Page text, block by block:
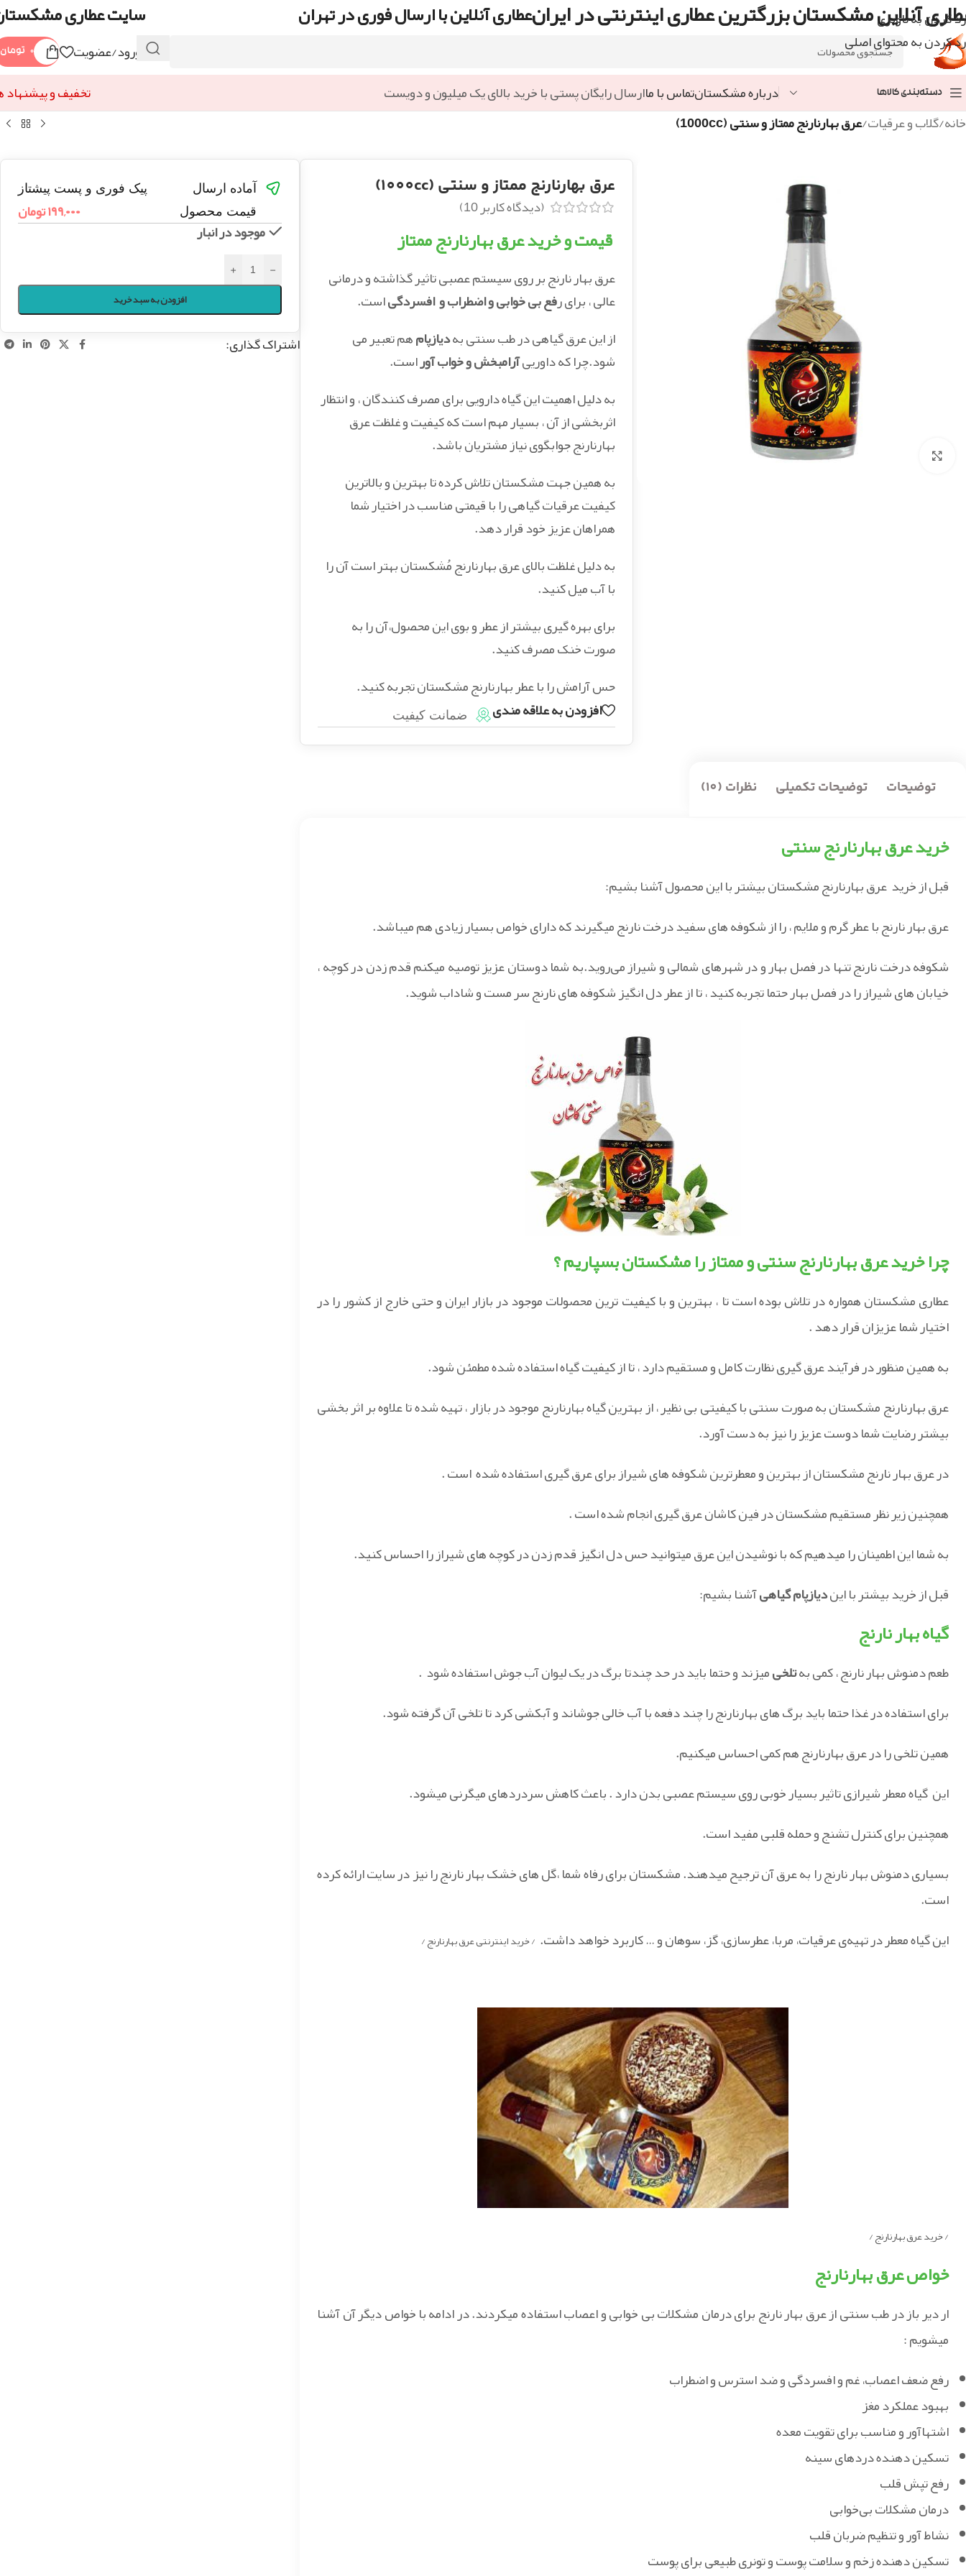
رد کردن به ناوبری
رد کردن به محتوای اصلی
آنلاین مشکستان بزرگترین عطاری اینترنتی در ایرانعطاری آنلاین با ارسال فوری در تهران سایت عطاری
ورود/عضویت ۰ تومان
دسته‌بندی کالاها درباره مشکستانتماس با ماارسال رایگان پستی با خرید بالای یک میلیون و دویست
تخفیف و پیشنهاد
خانه/گلاب و عرقیات/عرق بهارنارنج ممتاز و سنتی (1000cc)
بزرگنمایی تصویر
عرق بهارنارنج ممتاز و سنتی (1000cc)
(دیدگاه کاربر10
)
قیمت و خرید عرق بهارنارنج ممتاز
عرق بهار نارنج بر روی سیستم عصبی تاثیر گذاشته و درمانی
عالی ، برای رفع بی خوابی و اضطراب و افسردگیاست.
از این عرق گیاهی در طب سنتی بهدیازپامهم تعبیر می
شود.چرا که داورییآرامبخش و خواب آوراست.
به دلیل اهمیت این گیاه دارویی برای مصرف کنندگان ، و انتظار
اثربخشی از آن ، بسیار مهم است که کیفیت و غلظت عرق
بهارنارنج جوابگوی نیاز مشتریان باشد.
به همین جهت مشکستان تلاش کرده تا بهترین و بالاترین
کیفیت عرقیات گیاهی را با قیمتی مناسب در اختیار شما
همراهان عزیز خود قرار دهد.
به دلیل غلظت بالای عرق بهارنارنج مُشکستان بهتر است آن را
با آب میل کنید.
برای بهره گیری بیشتر از عطر و بوی این محصول،آن را به
صورت خنک مصرف کنید.
حس آرامش را با عطر بهارنارنج مشکستان تجربه کنید.
افزودن به علاقه مندی
ضمانت کیفیت
توضیحات توضیحات تکمیلی نظرات (10)
خرید عرق بهارنارنج سنتی
قبل از خرید عرق بهارنارنج مشکستان بیشتر با این محصول آشنا بشیم:
عرق بهار نارنج با عطر گرم و ملایم ، را از شکوفه‌ های سفید درخت نارنج میگیرند که دارای خواص بسیار زیادی هم میباشد.
شکوفه درخت نارنج تنها در فصل بهار و در شهرهای شمالی و شیراز می‌روید.به شما دوستان عزیز توصیه میکنم قدم زدن در کوچه ،
خیابان های شیراز را در فصل بهار حتما تجربه کنید ، تا از عطر دل انگیز شکوفه های نارنج سر مست و شاداب شوید.
چرا خرید عرق بهارنارنج سنتی و ممتاز را مشکستان بسپاریم ؟
عطاری مشکستان همواره در تلاش بوده است تا ، بهترین و با کیفیت ترین محصولات موجود در بازار ایران و حتی خارج از کشور را در
اختیار شما عزیزان قرار دهد .
به همین منظور در فرآیند عرق گیری نظارت کامل و مستقیم دارد ، تا از کیفیت گیاه استفاده شده مطمئن شود.
عرق بهارنارنج مشکستان به صورت سنتی با کیفیتی بی نظیر ، از بهترین گیاه بهارنارنج موجود در بازار ، تهیه شده تا علاوه بر اثر بخشی
بیشتر رضایت شما دوست عزیز را نیز به دست آورد.
در عرق بهار نارنج مشکستان از بهترین و معطرترین شکوفه های شیراز برای عرق گیری استفاده شده است .
همچنین زیر نظر مستقیم مشکستان در فین کاشان عرق گیری انجام شده است .
به شما این اطمینان را میدهیم که با نوشیدن این عرق میتوانید حس دل انگیز قدم زدن در کوچه های شیراز را احساس کنید.
قبل از خرید بیشتر با ایندیازپام گیاهیآشنا بشیم:
گیاه بهار نارنج
طعم دمنوش بهار نارنج ، کمی بهتلخیمیزند و حتما باید در حد چندتا برگ در یک لیوان آب جوش استفاده شود .
برای استفاده در غذا حتما باید برگ های بهارنارنج را چند دفعه با آب خالی جوشاند و آبکشی کرد تا تلخی آن گرفته شود.
همین تلخی را در عرق بهارنارنج هم کمی احساس میکنیم.
این گیاه معطر شیرازی تاثیر بسیار خوبی روی سیستم عصبی بدن دارد . باعث کاهش سردردهای میگرنی میشود.
همچنین برای کنترل تشنج و حمله قلبی مفید است.
بسیاری دمنوش بهار نارنج را به عرق آن ترجیح میدهند. مشکستان برای رفاه شما ،گل های خشک بهار نارنج را نیز در سایت ارائه کرده
است.
این گیاه معطر در تهیه‌ی عرقیات، مربا، عطرسازی، گز، سوهان و … کاربرد خواهد داشت. / خرید اینترنتی عرق بهارنارنج /
/ خرید عرق بهارنارنج /
خواص عرق بهارنارنج
ار دیر باز در طب سنتی از عرق بهار نارنج برای درمان مشکلات بی خوابی و اعصاب استفاده میکردند. در ادامه با خواص دیگر آن آشنا
میشویم :
رفع ضعف اعصاب، غم و افسردگی و ضد استرس و اضطراب
بهبود عملکرد مغز
اشتهاآور و مناسب برای تقویت معده
تسکین دهنده دردهای سینه
رفع تپش قلب
درمان مشکلات بی‌خوابی
نشاط آور و تنظیم ضربان قلب
تسکین دهنده زخم و سلامت پوست و تونری طبیعی برای پوست
آماده ارسال
پیک فوری و پست پیشتاز
قیمت محصول
۱۹۹,۰۰۰تومان
موجود در انبار
-
+
افزودن به سبد خرید
اشتراک گذاری: